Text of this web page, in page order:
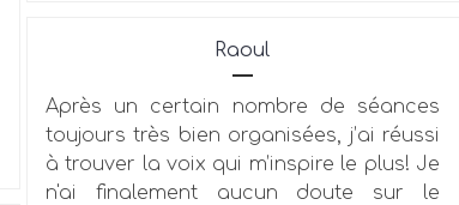
Raoul
Après un certain nombre de séances
toujours très bien organisées, j’ai réussi
à trouver la voix qui m’inspire le plus! Je
n'ai finalement aucun doute sur le